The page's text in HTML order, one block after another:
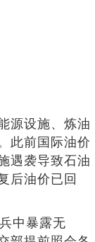
源设施、炼油
此前国际油价
遇袭导致石油
后油价已回
中暴露无